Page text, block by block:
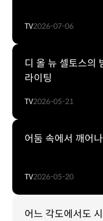
TV2026-07-06
디 올 뉴 셀토스의
라이팅
TV2026-05-21
어둠 속에서 깨어
TV2026-05-20
어느 각도에서도